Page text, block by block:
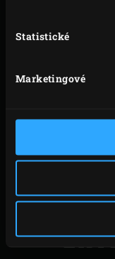
Statistické
Marketingové
Máte-li
pravděpodobnost,
Pokud chcete
níže uvedenou
Medium 54-
Medium well 58-
Well done > 63°C